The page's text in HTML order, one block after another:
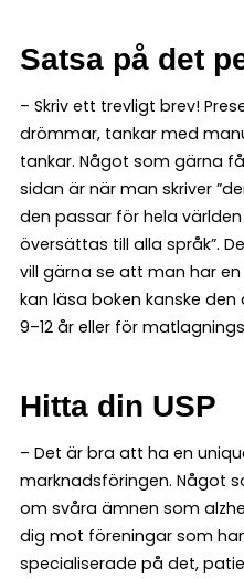
Satsa på det
– Skriv ett trevligt brev!
drömmar, tankar med
tankar. Något som gärna
sidan är när man skriver
den passar för hela
översättas till alla språk”.
vill gärna se att man har
kan läsa boken kanske
9–12 år eller för
Hitta din USP
– Det är bra att ha en
marknadsföringen. Något
om svåra ämnen som
dig mot föreningar som
specialiserade på det,